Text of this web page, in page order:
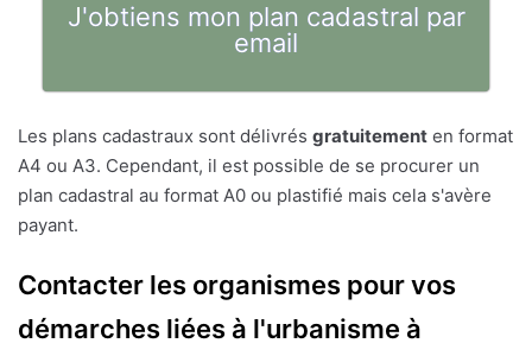
J'obtiens mon plan cadastral par
email
Les plans cadastraux sont délivrés gratuitement en format
A4 ou A3. Cependant, il est possible de se procurer un
plan cadastral au format A0 ou plastifié mais cela s'avère
payant.
Contacter les organismes pour vos
démarches liées à l'urbanisme à